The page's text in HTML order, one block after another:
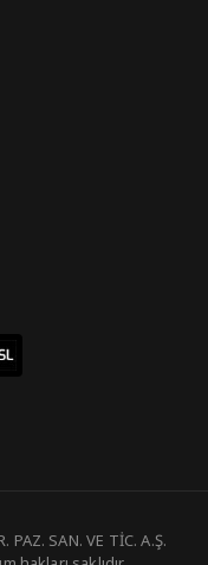
PAZ. SAN. VE TİC. A.Ş.